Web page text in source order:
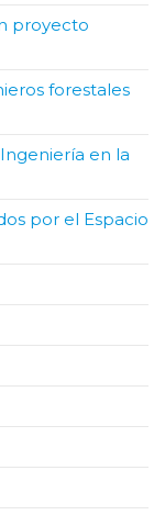
proyecto
forestales
en la
por el Espacio